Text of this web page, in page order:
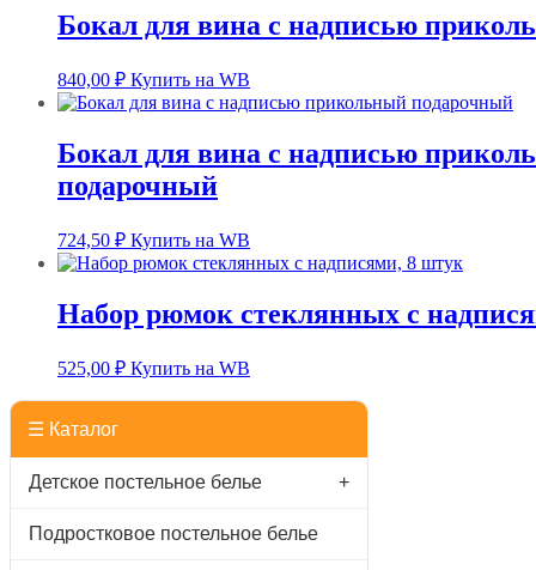
Бокал для вина с надписью
840,00 ₽ Купить на WB
Бокал для вина с надписью
подарочный
724,50 ₽ Купить на WB
Набор рюмок стеклянных с
525,00 ₽ Купить на WB
☰ Каталог
Детское постельное белье +
Подростковое постельное белье